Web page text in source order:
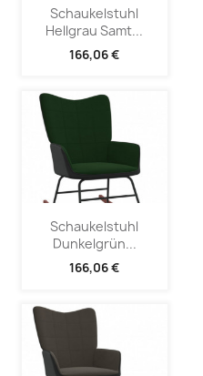
Schaukelstuhl
Hellgrau Samt...
166,06 €
Schaukelstuhl
Dunkelgrün...
166,06 €